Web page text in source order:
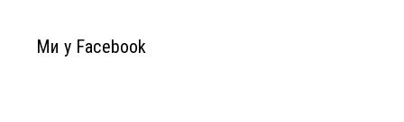
Ми у Facebook